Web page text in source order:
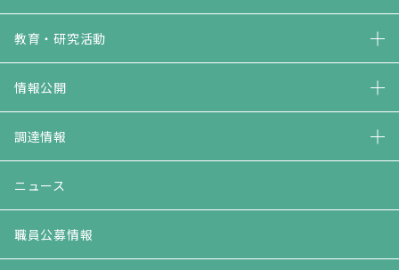
教育・研究活動
情報公開
調達情報
ニュース
職員公募情報